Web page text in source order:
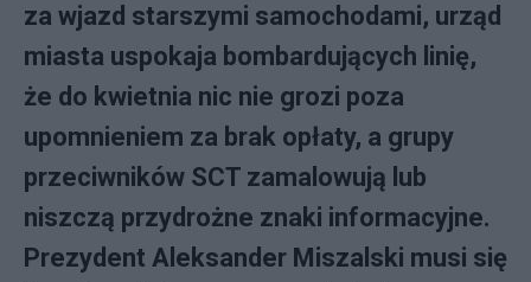
za wjazd starszymi samochodami, urząd
miasta uspokaja bombardujących linię,
że do kwietnia nic nie grozi poza
upomnieniem za brak opłaty, a grupy
przeciwników SCT zamalowują lub
niszczą przydrożne znaki informacyjne.
Prezydent Aleksander Miszalski musi się